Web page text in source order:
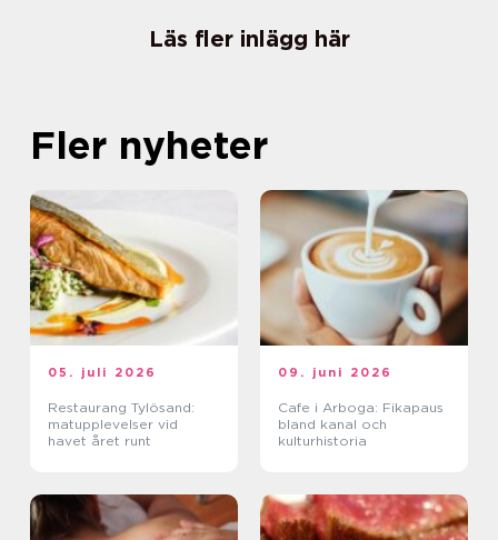
Läs fler inlägg här
Fler nyheter
05. juli 2026
Restaurang Tylösand:
matupplevelser vid
havet året runt
09. juni 2026
Cafe i Arboga: Fikapaus
bland kanal och
kulturhistoria